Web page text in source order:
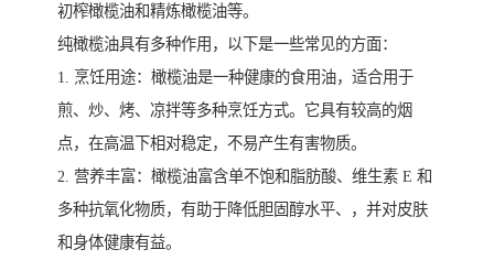
初榨橄榄油和精炼橄榄油等。
纯橄榄油具有多种作用，以下是一些常见的方面：
1. 烹饪用途：橄榄油是一种健康的食用油，适合用于
煎、炒、烤、凉拌等多种烹饪方式。它具有较高的烟
点，在高温下相对稳定，不易产生有害物质。
2. 营养丰富：橄榄油富含单不饱和脂肪酸、维生素 E 和
多种抗氧化物质，有助于降低胆固醇水平、，并对皮肤
和身体健康有益。